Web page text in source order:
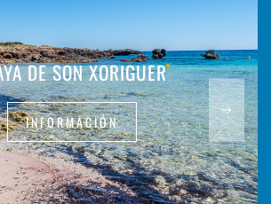
DE SON XORIGUER
INFORMACIÓN